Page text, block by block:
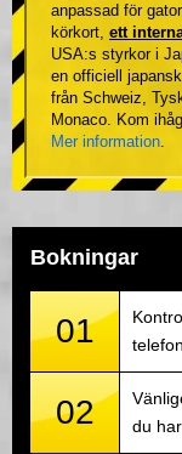
anpassad för
körkort, ett
USA:s styrkor i
en officiell
från Schweiz,
Monaco. Kom
Mer information.
Bokningar
01
02
du